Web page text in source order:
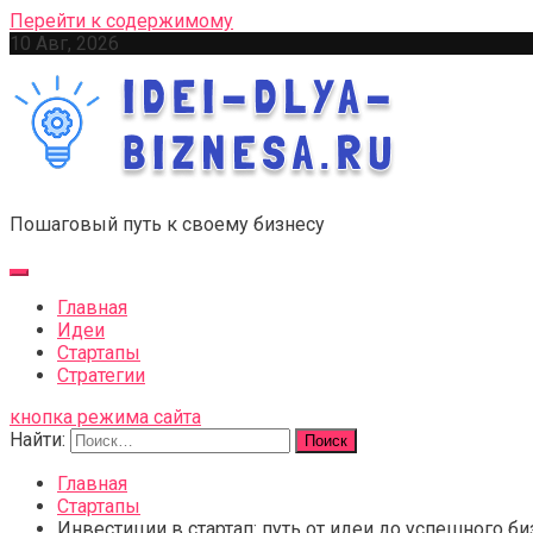
Перейти к содержимому
10 Авг, 2026
Пошаговый путь к своему бизнесу
Главная
Идеи
Стартапы
Стратегии
кнопка режима сайта
Найти:
Главная
Стартапы